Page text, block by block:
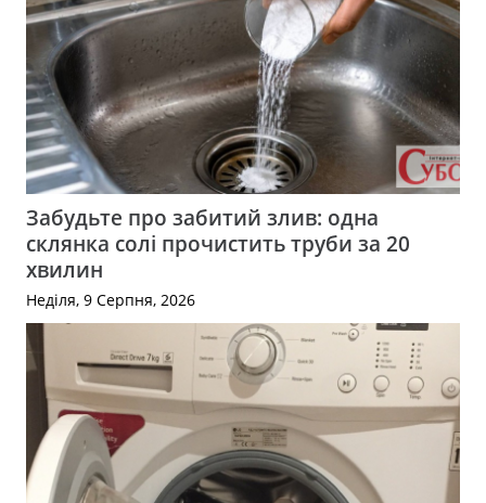
Забудьте про забитий злив: одна
склянка солі прочистить труби за 20
хвилин
Неділя, 9 Серпня, 2026